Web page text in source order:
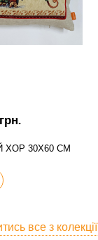
грн.
30Х60 СМ
все з колекції